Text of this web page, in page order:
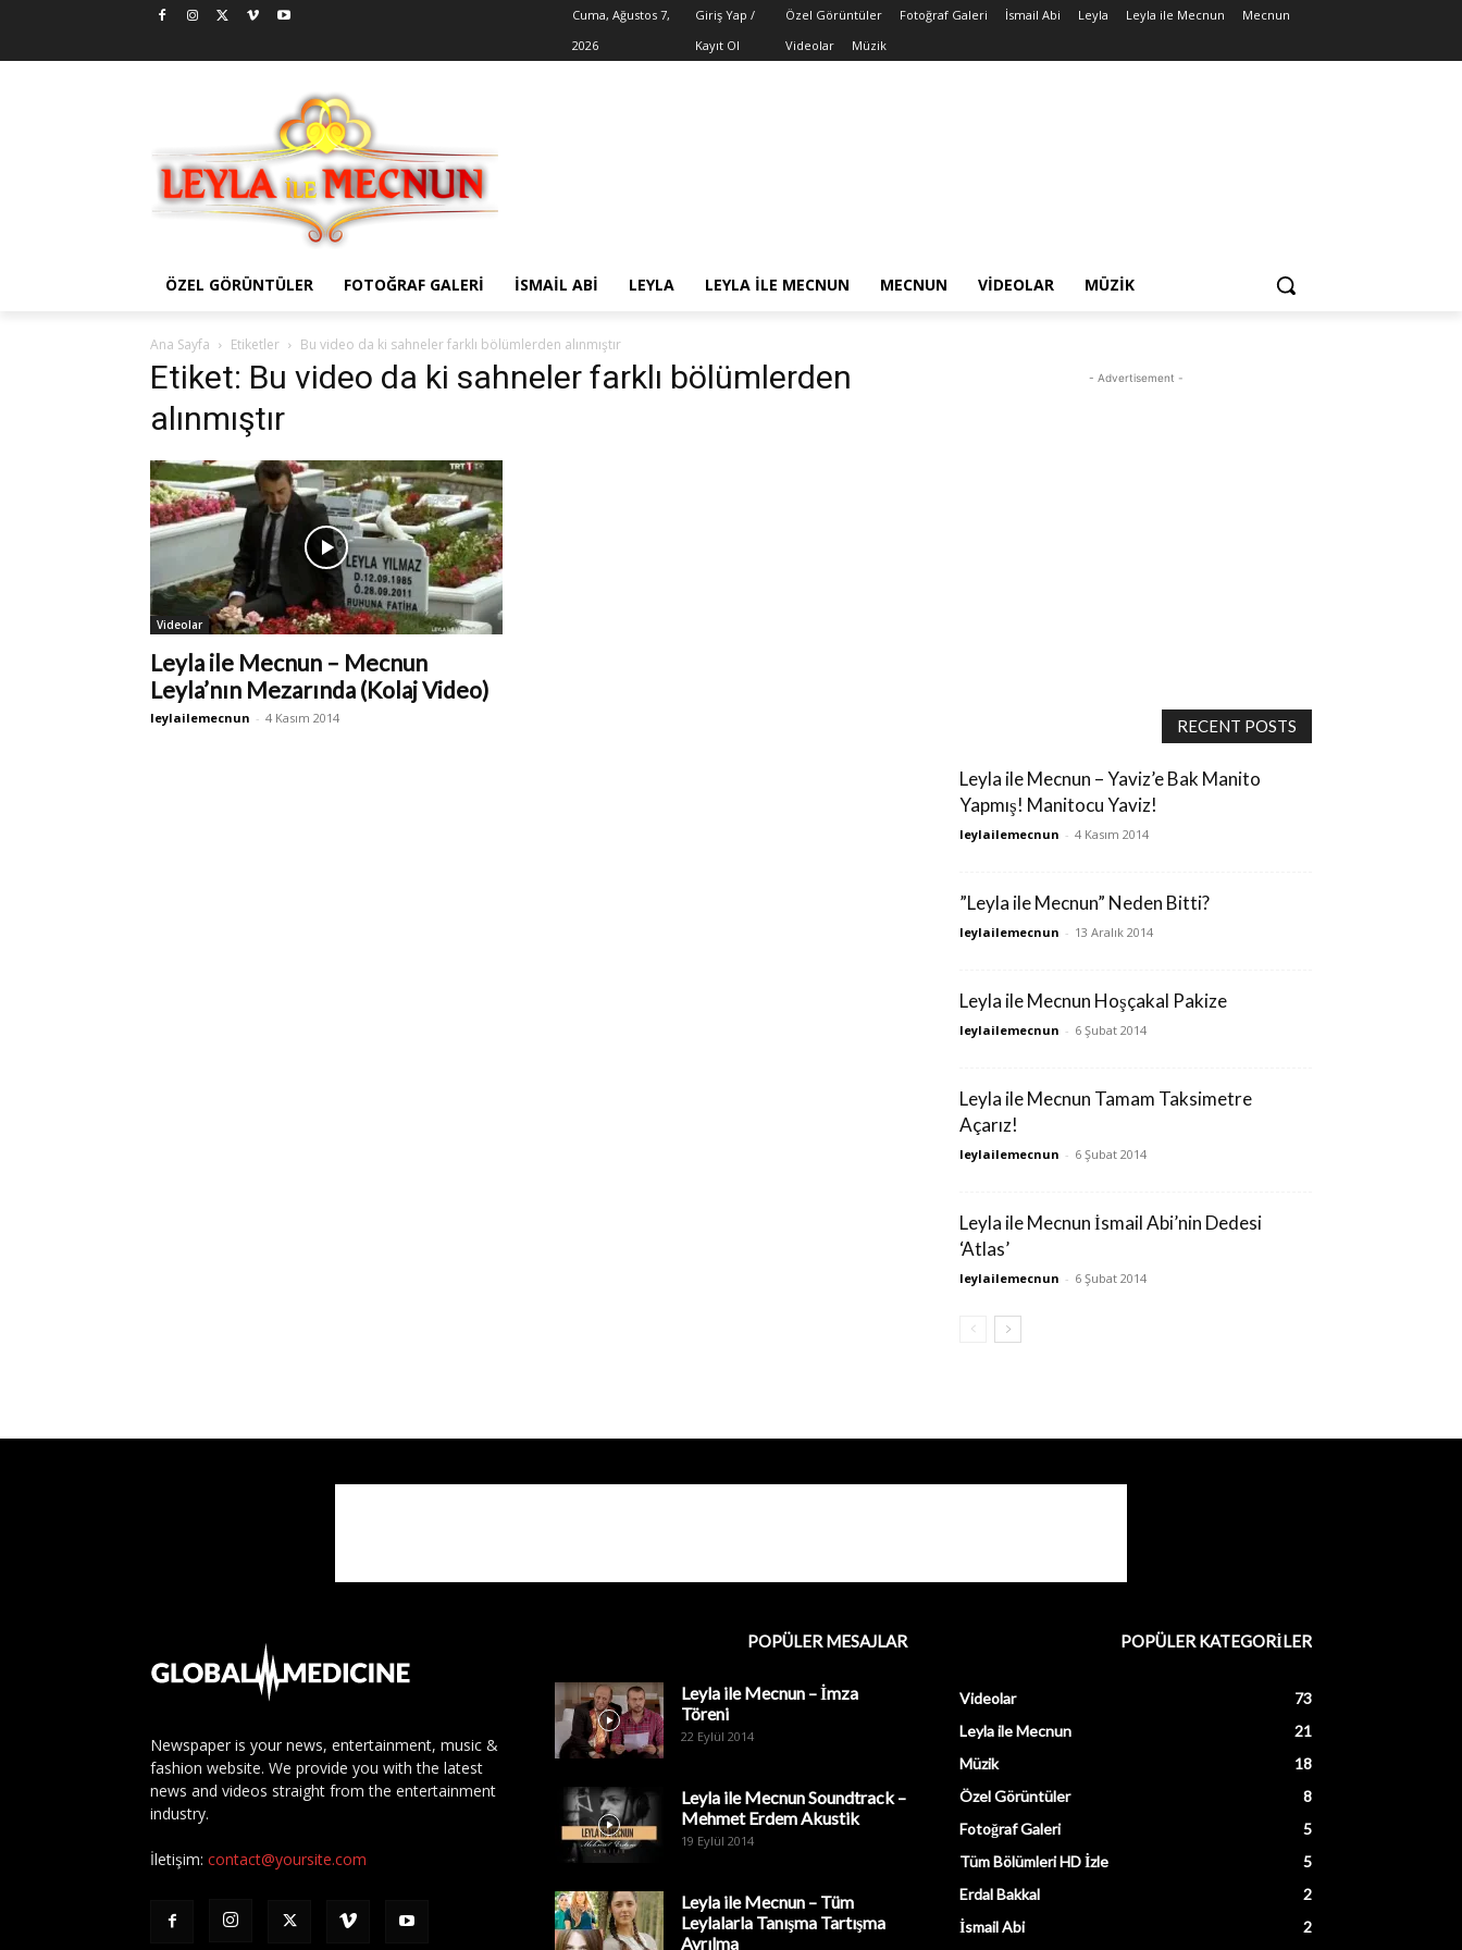
Cuma, Ağustos 7,
2026
Giriş Yap /
Kayıt Ol
Özel Görüntüler Fotoğraf Galeri İsmail Abi Leyla Leyla ile Mecnun
Mecnun
Videolar
Müzik
ÖZEL GÖRÜNTÜLER FOTOĞRAF GALERI İSMAIL ABI LEYLA LEYLA ILE MECNUN MECNUN VIDEOLAR MÜZIK
Ana Sayfa Etiketler Bu video da ki sahneler farklı bölümlerden alınmıştır
Etiket: Bu video da ki sahneler farklı bölümlerden
alınmıştır
Videolar
Leyla ile Mecnun – Mecnun
Leyla’nın Mezarında (Kolaj Video)
leylailemecnun - 4 Kasım 2014
- Advertisement -
RECENT POSTS
Leyla ile Mecnun – Yaviz’e Bak Manito
Yapmış! Manitocu Yaviz!
leylailemecnun - 4 Kasım 2014
”Leyla ile Mecnun” Neden Bitti?
leylailemecnun - 13 Aralık 2014
Leyla ile Mecnun Hoşçakal Pakize
leylailemecnun - 6 Şubat 2014
Leyla ile Mecnun Tamam Taksimetre
Açarız!
leylailemecnun - 6 Şubat 2014
Leyla ile Mecnun İsmail Abi’nin Dedesi
‘Atlas’
leylailemecnun - 6 Şubat 2014
Newspaper is your news, entertainment, music &
fashion website. We provide you with the latest
news and videos straight from the entertainment
industry.
İletişim: contact@yoursite.com
POPÜLER MESAJLAR
Leyla ile Mecnun – İmza
Töreni
22 Eylül 2014
Leyla ile Mecnun Soundtrack –
Mehmet Erdem Akustik
19 Eylül 2014
Leyla ile Mecnun – Tüm
Leylalarla Tanışma Tartışma
Ayrılma
POPÜLER KATEGORİLER
Videolar
73
Leyla ile Mecnun
21
Müzik
18
Özel Görüntüler
8
Fotoğraf Galeri
5
Tüm Bölümleri HD İzle
5
Erdal Bakkal
2
İsmail Abi
2